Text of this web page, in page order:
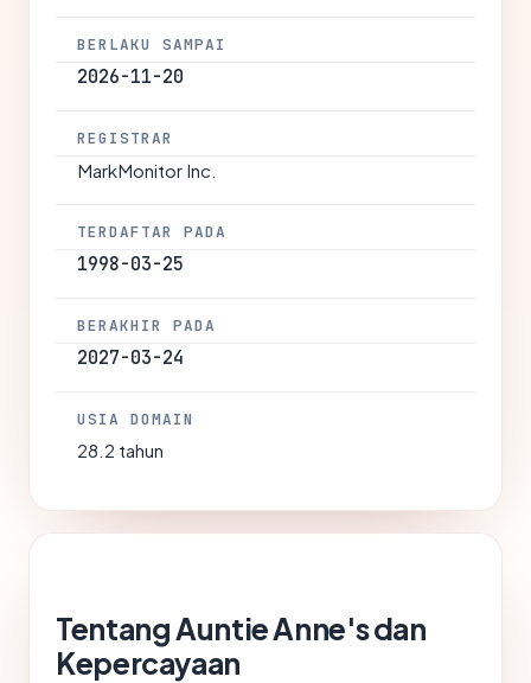
BERLAKU SAMPAI
2026-11-20
REGISTRAR
MarkMonitor Inc.
TERDAFTAR PADA
1998-03-25
BERAKHIR PADA
2027-03-24
USIA DOMAIN
28.2 tahun
Tentang Auntie Anne's dan
Kepercayaan